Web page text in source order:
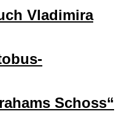
Vladimira
Schoss“